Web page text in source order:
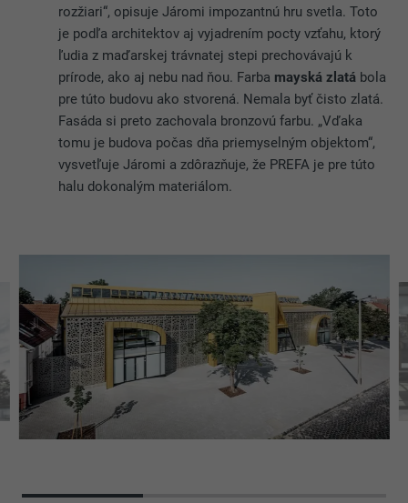
rozžiari“, opisuje Járomi impozantnú hru svetla. Toto
je podľa architektov aj vyjadrením pocty vzťahu, ktorý
ľudia z maďarskej trávnatej stepi prechovávajú k
prírode, ako aj nebu nad ňou. Farba mayská zlatá bola
pre túto budovu ako stvorená. Nemala byť čisto zlatá.
Fasáda si preto zachovala bronzovú farbu. „Vďaka
tomu je budova počas dňa priemyselným objektom“,
vysvetľuje Járomi a zdôrazňuje, že PREFA je pre túto
halu dokonalým materiálom.